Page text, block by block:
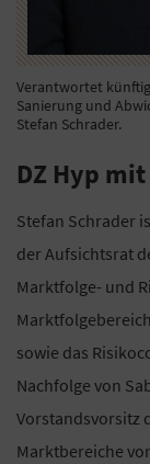
Verantwortet
Sanierung und
Stefan Schrader.
DZ Hyp
Stefan Schrader
der Aufsichtsrat
Marktfolge- und
sowie das
Nachfolge von
Vorstandsvorsitz
Marktbereiche